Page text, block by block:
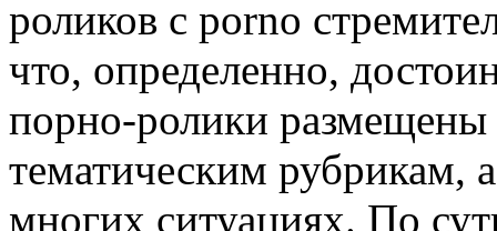
роликов с porno
что, определенно,
порно-ролики
тематическим рубрикам,
многих ситуациях. По